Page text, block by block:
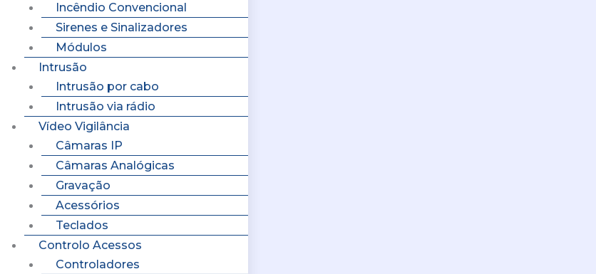
Incêndio Convencional
Sirenes e Sinalizadores
Módulos
Intrusão
Intrusão por cabo
Intrusão via rádio
Vídeo Vigilância
Câmaras IP
Câmaras Analógicas
Gravação
Acessórios
Teclados
Controlo Acessos
Controladores